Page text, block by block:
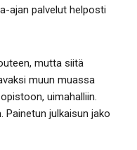
ajan palvelut helposti
mutta siitä
muun muassa
uimahalliin.
Painetun julkaisun jako